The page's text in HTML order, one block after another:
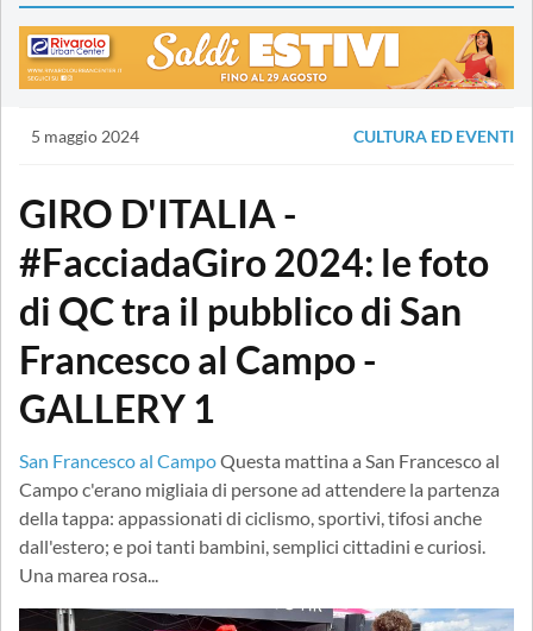
5 maggio 2024 CULTURA ED EVENTI
GIRO D'ITALIA -
#FacciadaGiro 2024: le foto
di QC tra il pubblico di San
Francesco al Campo -
GALLERY 1
San Francesco al CampoQuesta mattina a San Francesco al
Campo c'erano migliaia di persone ad attendere la partenza
della tappa: appassionati di ciclismo, sportivi, tifosi anche
dall'estero; e poi tanti bambini, semplici cittadini e curiosi.
Una marea rosa...